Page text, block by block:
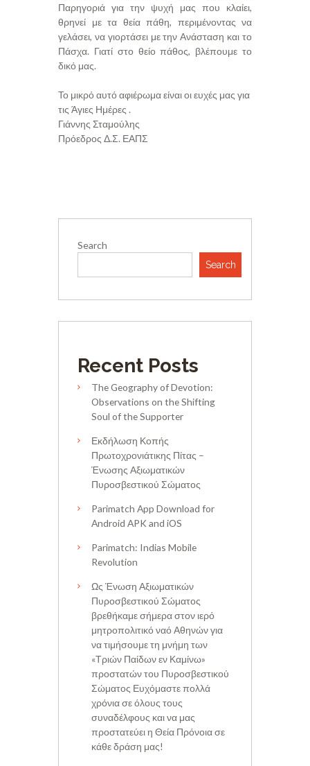
Παρηγοριά για την ψυχή μας που κλαίει,
θρηνεί με τα θεία πάθη, περιμένοντας να
γελάσει, να γιορτάσει με την Ανάσταση και το
Πάσχα. Γιατί στο θείο πάθος, βλέπουμε το
δικό μας.
Το μικρό αυτό αφιέρωμα είναι οι ευχές μας για
τις Άγιες Ημέρες .
Γιάννης Σταμούλης
Πρόεδρος Δ.Σ. ΕΑΠΣ
Search
Search
Recent Posts
The Geography of Devotion:
Observations on the Shifting
Soul of the Supporter
Εκδήλωση Κοπής
Πρωτοχρονιάτικης Πίτας –
Ένωσης Αξιωματικών
Πυροσβεστικού Σώματος
Parimatch App Download for
Android APK and iOS
Parimatch: Indias Mobile
Revolution
Ως Ένωση Αξιωματικών
Πυροσβεστικού Σώματος
βρεθήκαμε σήμερα στον ιερό
μητροπολιτικό ναό Αθηνών για
να τιμήσουμε τη μνήμη των
«Τριών Παίδων εν Καμίνω»
προστατών του Πυροσβεστικού
Σώματος Ευχόμαστε πολλά
χρόνια σε όλους τους
συναδέλφους και να μας
προστατεύει η Θεία Πρόνοια σε
κάθε δράση μας!